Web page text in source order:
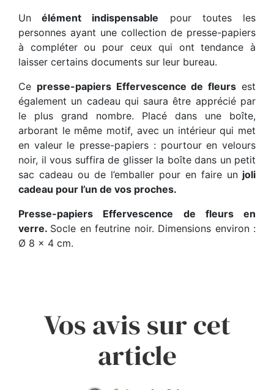
Un élément indispensable pour toutes les
personnes ayant une collection de presse-papiers
à compléter ou pour ceux qui ont tendance à
laisser certains documents sur leur bureau.
Ce presse-papiers Effervescence de fleurs est
également un cadeau qui saura être apprécié par
le plus grand nombre. Placé dans une boîte,
arborant le même motif, avec un intérieur qui met
en valeur le presse-papiers : pourtour en velours
noir, il vous suffira de glisser la boîte dans un petit
sac cadeau ou de l’emballer pour en faire un joli
cadeau pour l’un de vos proches.
Presse-papiers Effervescence de fleurs en
verre. Socle en feutrine noir. Dimensions environ :
Ø 8 x 4 cm.
Vos avis sur cet
article